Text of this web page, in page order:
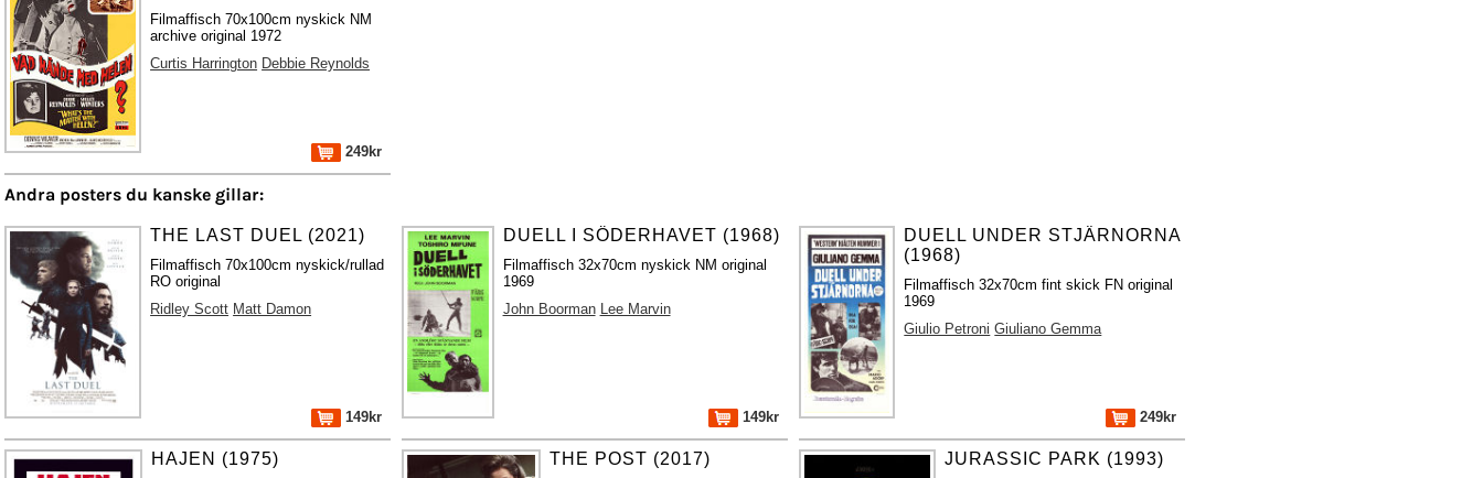
Filmaffisch 70x100cm nyskick NM
archive original 1972
Curtis Harrington Debbie Reynolds
249kr
Andra posters du kanske gillar:
THE LAST DUEL (2021)
Filmaffisch 70x100cm nyskick/rullad
RO original
Ridley Scott Matt Damon
149kr
DUELL I SÖDERHAVET (1968)
Filmaffisch 32x70cm nyskick NM original
1969
John Boorman Lee Marvin
149kr
DUELL UNDER STJÄRNORNA
(1968)
Filmaffisch 32x70cm fint skick FN original
1969
Giulio Petroni Giuliano Gemma
249kr
HAJEN (1975) THE POST (2017) JURASSIC PARK (1993)